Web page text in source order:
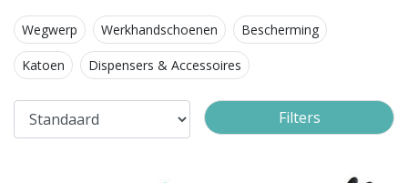
Wegwerp Werkhandschoenen Bescherming
Katoen Dispensers & Accessoires
Filters